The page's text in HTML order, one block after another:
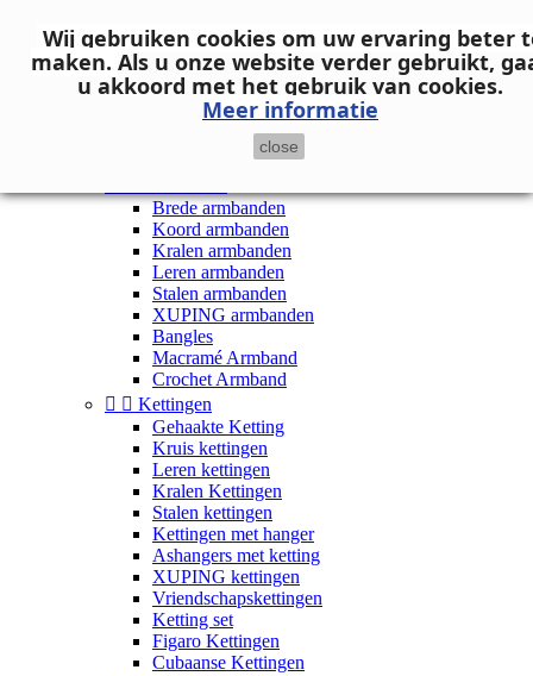
Inloggen
shopping_cart Winkelwagen (0)
Brede armbanden
Koord armbanden
Kralen armbanden
Leren armbanden
Stalen armbanden
XUPING armbanden
Bangles
Macramé Armband
Crochet Armband
  Kettingen
Gehaakte Ketting
Kruis kettingen
Leren kettingen
Kralen Kettingen
Stalen kettingen
Kettingen met hanger
Ashangers met ketting
XUPING kettingen
Vriendschapskettingen
Ketting set
Figaro Kettingen
Cubaanse Kettingen
Wij gebruiken cookies om uw ervaring beter
maken. Als u onze website verder gebruikt,
u akkoord met het gebruik van cookies.
Meer informatie
close